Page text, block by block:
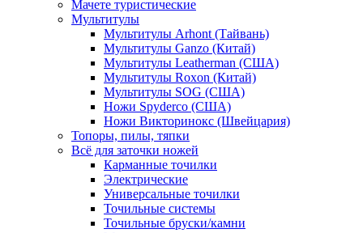
Мачете туристические
Мультитулы
Мультитулы Arhont (Тайвань)
Мультитулы Ganzo (Китай)
Мультитулы Leatherman (США)
Мультитулы Roxon (Китай)
Мультитулы SOG (США)
Ножи Spyderco (США)
Ножи Викторинокс (Швейцария)
Топоры, пилы, тяпки
Всё для заточки ножей
Карманные точилки
Электрические
Универсальные точилки
Точильные системы
Точильные бруски/камни